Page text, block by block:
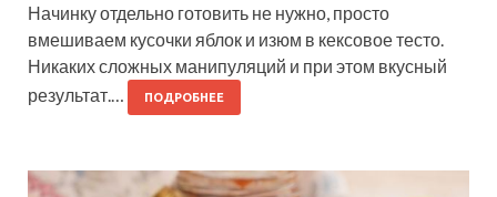
Начинку отдельно готовить не нужно, просто
вмешиваем кусочки яблок и изюм в кексовое тесто.
Никаких сложных манипуляций и при этом вкусный
результат.…
ПОДРОБНЕЕ